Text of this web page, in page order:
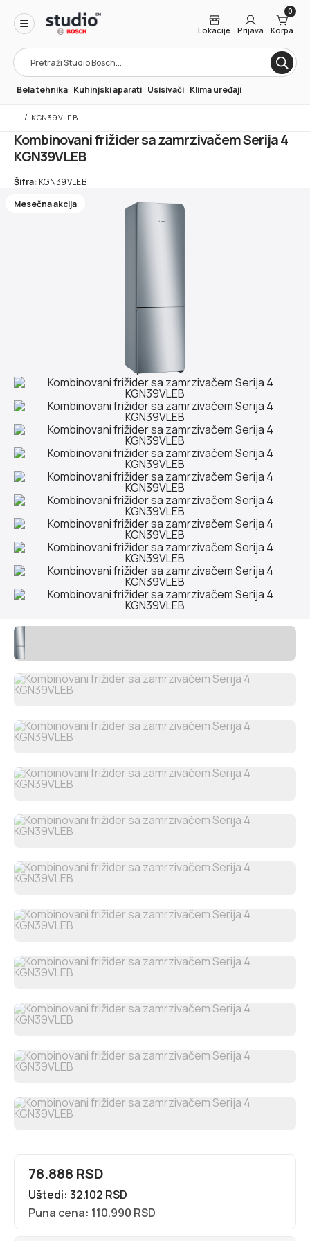
Products
search
Lokacije Prijava
0
Korpa
Bela tehnika Kuhinjski aparati Usisivači Klima uređaji
/ KGN39VLEB
Kombinovani frižider sa zamrzivačem Serija 4
KGN39VLEB
Šifra: KGN39VLEB
Mesečna akcija
78.888 RSD
Uštedi: 32.102 RSD
Puna cena: 110.990 RSD